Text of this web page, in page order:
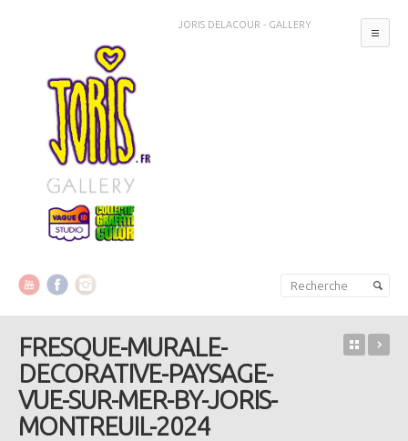
JORIS DELACOUR - GALLERY
FRESQUE-MURALE-
DECORATIVE-PAYSAGE-
VUE-SUR-MER-BY-JORIS-
MONTREUIL-2024